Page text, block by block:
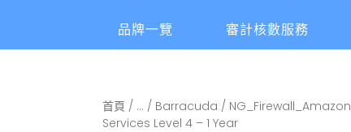
品牌一覽 審計核數服務
首頁 / ... / Barracuda / NG_Firewall_Amazon
Services Level 4 – 1 Year